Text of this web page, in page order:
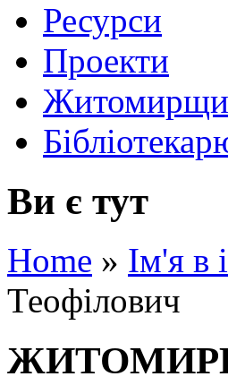
Ресурси
Проекти
Ви є тут
Home » Ім'я в
Теофілович